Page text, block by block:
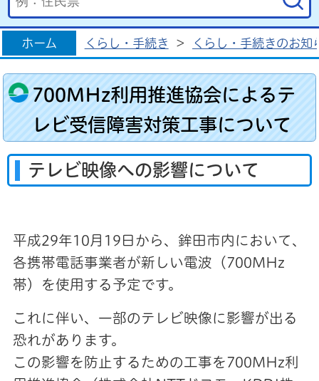
ホーム くらし・手続き > くらし・手続きのお知
700MHz利用推進協会によるテ
レビ受信障害対策工事について
テレビ映像への影響について
平成29年10月19日から、鉾田市内において、
各携帯電話事業者が新しい電波（700MHz
帯）を使用する予定です。
これに伴い、一部のテレビ映像に影響が出る
恐れがあります。
この影響を防止するための工事を700MHz利